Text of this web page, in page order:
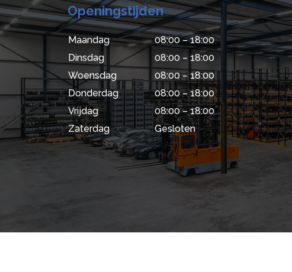
Openingstijden
Maandag
08:00 – 18:00
Dinsdag
08:00 – 18:00
Woensdag
08:00 – 18:00
Donderdag
08:00 – 18:00
Vrijdag
08:00 – 18:00
Zaterdag
Gesloten